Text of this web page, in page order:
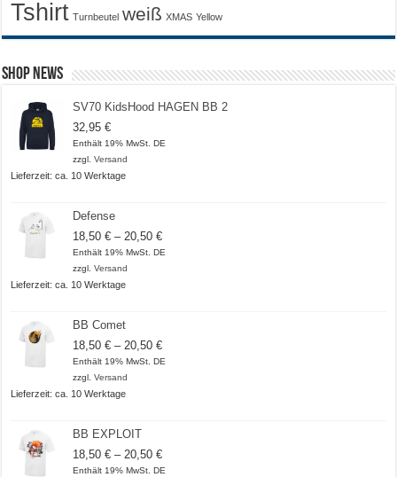
Tshirt Turnbeutel weiß XMAS Yellow
Shop News
SV70 KidsHood HAGEN BB 2
32,95€
Enthält 19% MwSt. DE
zzgl.Versand
Lieferzeit: ca. 10 Werktage
Defense
18,50€ – 20,50€Preisspanne:
18,50 €
Enthält 19% MwSt. DE
zzgl.Versand
Lieferzeit: ca. 10 Werktage
BB Comet
18,50€ – 20,50€Preisspanne:
18,50 €
Enthält 19% MwSt. DE
zzgl.Versand
Lieferzeit: ca. 10 Werktage
BB EXPLOIT
18,50€ – 20,50€Preisspanne:
18,50 €
Enthält 19% MwSt. DE